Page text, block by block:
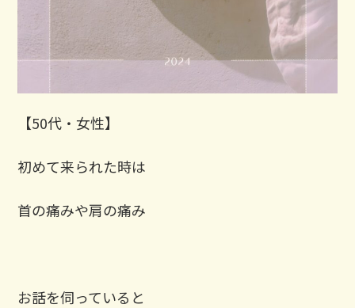
【50代・女性】
初めて来られた時は
首の痛みや肩の痛み
お話を伺っていると